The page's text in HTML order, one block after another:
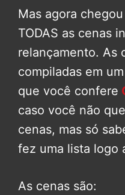
Mas agora
TODAS as cenas
relançamento. As
compiladas em
que você confere
caso você não
cenas, mas só
fez uma lista logo
As cenas são: